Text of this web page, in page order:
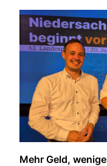
Mehr Geld,